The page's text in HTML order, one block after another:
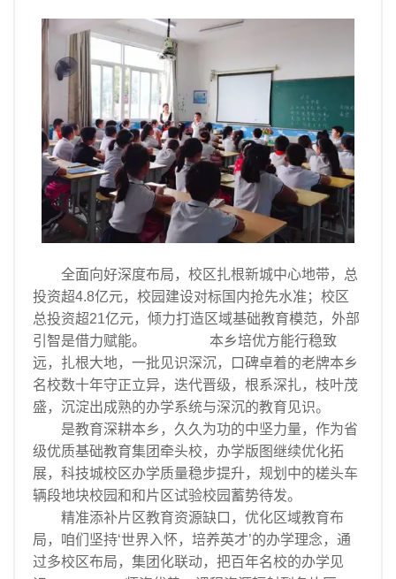
全面向好深度布局，校区扎根新城中心地带，总
投资超4.8亿元，校园建设对标国内抢先水准；校区
总投资超21亿元，倾力打造区域基础教育模范，外部
引智是借力赋能。 本乡培优方能行稳致
远，扎根大地，一批见识深沉，口碑卓着的老牌本乡
名校数十年守正立异，迭代晋级，根系深扎，枝叶茂
盛，沉淀出成熟的办学系统与深沉的教育见识。
是教育深耕本乡，久久为功的中坚力量，作为省
级优质基础教育集团牵头校，办学版图继续优化拓
展，科技城校区办学质量稳步提升，规划中的槎头车
辆段地块校园和和片区试验校园蓄势待发。
精准添补片区教育资源缺口，优化区域教育布
局，咱们坚持‘世界入怀，培养英才’的办学理念，通
过多校区布局，集团化联动，把百年名校的办学见